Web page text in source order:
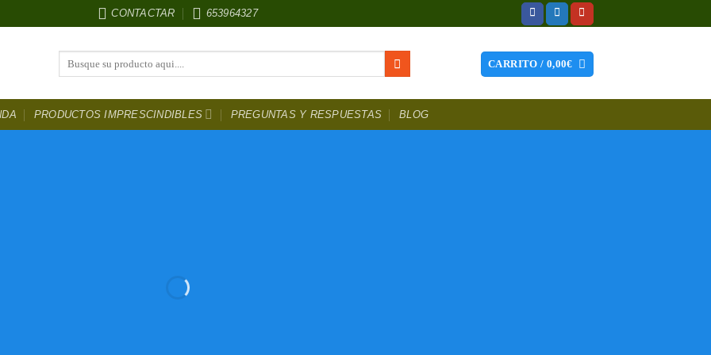
CONTACTAR 653964327
CARRITO / 0,00€
PRODUCTOS IMPRESCINDIBLES PREGUNTAS Y RESPUESTAS BLOG
HASTA EL 50 %